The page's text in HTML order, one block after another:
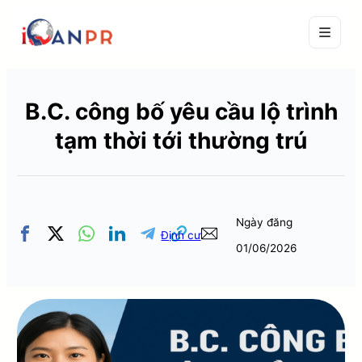
B.C. công bố yêu cầu lộ trình
tạm thời tới thường trú
Định cư
Ngày đăng
01/06/2026